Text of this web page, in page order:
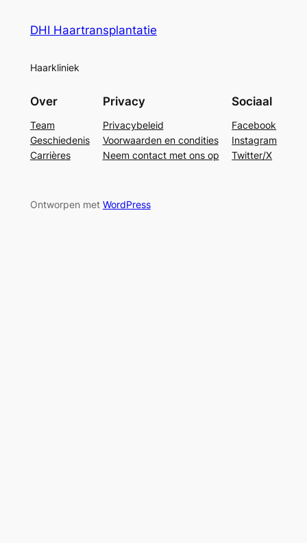
DHI Haartransplantatie
Haarkliniek
Over
Team
Geschiedenis
Carrières
Privacy
Privacybeleid
Voorwaarden en condities
Neem contact met ons op
Sociaal
Facebook
Instagram
Twitter/X
Ontworpen met WordPress